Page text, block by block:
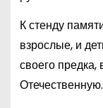
К стенду
взрослые, и
своего
Отечественную.